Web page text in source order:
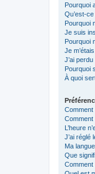
Pourquoi
Qu’est-
Pourquoi
Je suis
Pourquoi
Je
J’ai
Pourquoi
À quoi
Comment
Comment
L’heure
J’ai réglé
Ma
Que
Comment